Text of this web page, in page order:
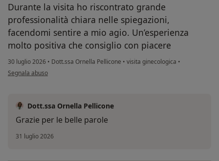
Durante la visita ho riscontrato grande
professionalità chiara nelle spiegazioni,
facendomi sentire a mio agio. Un’esperienza
molto positiva che consiglio con piacere
30 luglio 2026 • Dott.ssa Ornella Pellicone • visita ginecologica •
secondo l'opinione dell'utente L
Segnala abuso
Dott.ssa Ornella Pellicone
Grazie per le belle parole
31 luglio 2026